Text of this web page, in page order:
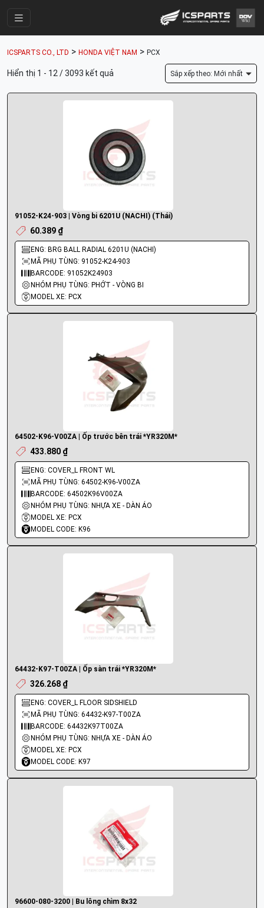
Parts Catalogue
Nhóm Phụ Tùng
Tài khoản
ICSPARTS CO., LTD > HONDA VIỆT NAM > PCX
Hiển thị 1 - 12 / 3093 kết quả Sắp xếp theo: Mới nhất
91052-K24-903 | Vòng bi 6201U (NACHI) (Thái)
60.389 ₫
ENG: BRG BALL RADIAL 6201U (NACHI)
MÃ PHỤ TÙNG: 91052-K24-903
BARCODE: 91052K24903
NHÓM PHỤ TÙNG: PHỚT - VÒNG BI
MODEL XE: PCX
64502-K96-V00ZA | Ốp trước bên trái *YR320M*
433.880 ₫
ENG: COVER_L FRONT WL
MÃ PHỤ TÙNG: 64502-K96-V00ZA
BARCODE: 64502K96V00ZA
NHÓM PHỤ TÙNG: NHỰA XE - DÀN ÁO
MODEL XE: PCX
MODEL CODE: K96
64432-K97-T00ZA | Ốp sàn trái *YR320M*
326.268 ₫
ENG: COVER_L FLOOR SIDSHIELD
MÃ PHỤ TÙNG: 64432-K97-T00ZA
BARCODE: 64432K97T00ZA
NHÓM PHỤ TÙNG: NHỰA XE - DÀN ÁO
MODEL XE: PCX
MODEL CODE: K97
96600-080-3200 | Bu lông chìm 8x32